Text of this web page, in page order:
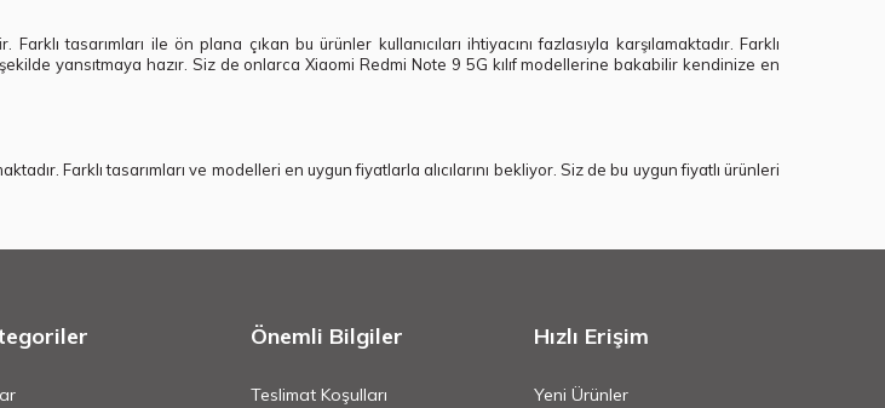
tasarımları ile ön plana çıkan bu ürünler kullanıcıları ihtiyacını fazlasıyla karşılamaktadır. Farklı
yansıtmaya hazır. Siz de onlarca Xiaomi Redmi Note 9 5G kılıf modellerine bakabilir kendinize en
Farklı tasarımları ve modelleri en uygun fiyatlarla alıcılarını bekliyor. Siz de bu uygun fiyatlı ürünleri
Önemli Bilgiler
Teslimat Koşulları
Hızlı Erişim
Yeni Ürünler